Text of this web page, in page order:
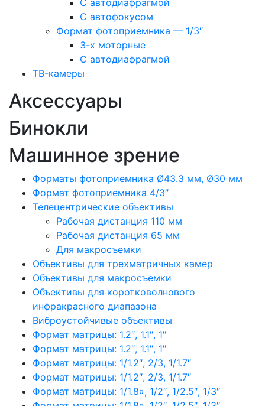
С автодиафрагмой
С автофокусом
Формат фотоприемника — 1/3″
3-х моторные
С автодиафрагмой
ТВ-камеры
Аксессуары
Бинокли
Машинное зрение
Форматы фотоприемника Ø43.3 мм, Ø30 мм
Формат фотоприемника 4/3″
Телецентрические объективы
Рабочая дистанция 110 мм
Рабочая дистанция 65 мм
Для макросъемки
Объективы для трехматричных камер
Объективы для макросъемки
Объективы для коротковолнового
инфракрасного диапазона
Виброустойчивые объективы
Формат матрицы: 1.2″, 1.1″, 1″
Формат матрицы: 1.2″, 1.1″, 1″
Формат матрицы: 1/1.2″, 2/3, 1/1.7″
Формат матрицы: 1/1.2″, 2/3, 1/1.7″
Формат матрицы: 1/1.8», 1/2″, 1/2.5″, 1/3″